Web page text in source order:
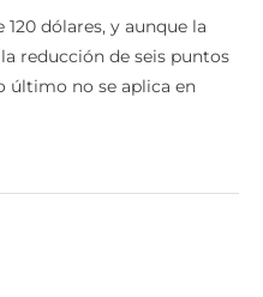
dólares, y aunque la
reducción de seis puntos
último no se aplica en